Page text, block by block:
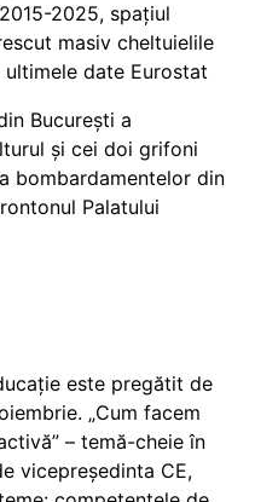
2025, spațiul
masiv cheltuielile
date Eurostat
București a
și cei doi grifoni
bombardamentelor din
Palatului
este pregătit de
„Cum facem
– temă-cheie în
vicepreședinta CE,